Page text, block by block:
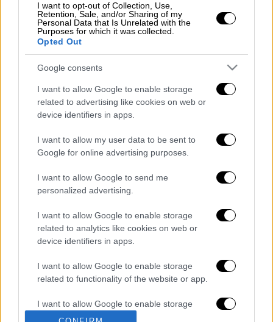
I want to opt-out of Collection, Use,
Retention, Sale, and/or Sharing of my
Personal Data that Is Unrelated with the
Purposes for which it was collected.
Opted Out
Google consents
I want to allow Google to enable storage
related to advertising like cookies on web or
device identifiers in apps.
I want to allow my user data to be sent to
Google for online advertising purposes.
I want to allow Google to send me
personalized advertising.
I want to allow Google to enable storage
related to analytics like cookies on web or
device identifiers in apps.
I want to allow Google to enable storage
related to functionality of the website or app.
I want to allow Google to enable storage
related to personalization.
μπορεί να αξιοποιούνται για την υλοποίηση
προγραμμάτων επιμόρφωσης των
εκπαιδευτικών.
Το διδακτικό έτος για τους μαθητές
χωρίζεται σε τρία (3) τρίμηνα. Το πρώτο
τρίμηνο αρχίζει στις 11 Σεπτεμβρίου και
λήγει στις 10 Δεκεμβρίου, το δεύτερο
τρίμηνο αρχίζει στις 11 Δεκεμβρίου και
λήγει στις 10 Μαρτίου και το τρίτο τρίμηνο
αρχίζει στις 11 Μαρτίου και λήγει στις 15
Ιουνίου.
Εκτελέσεις, συλλήψεις και νέοι
περιορισμοί: Το Ιράν σκληραίνει τη γραμμή
στο εσωτερικό εν μέσω πολέμου
Η πρώτη δήλωση της οικογένειας της
στην Κυψέλη